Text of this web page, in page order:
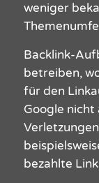
weniger
Backlink-
betreiben,
für den
Google
bezahlte